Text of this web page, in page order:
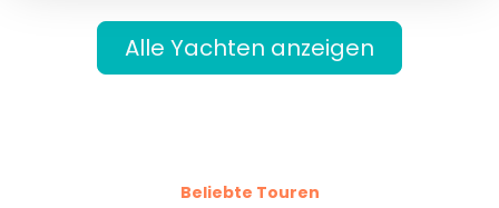
Alle Yachten anzeigen
Beliebte Touren